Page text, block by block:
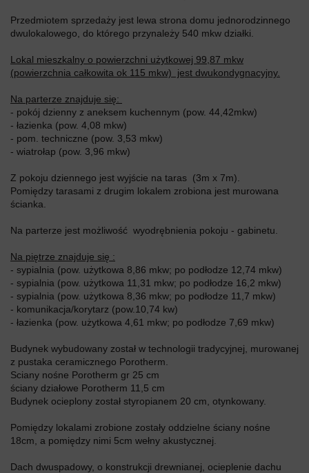
Przedmiotem sprzedaży jest lewa strona domu jednorodzinnego
dwulokalowego, do którego przynależy 540 mkw działki.
Lokal mieszkalny o powierzchni użytkowej 99,87 mkw
(powierzchnia całkowita ok 115 mkw) jest dwukondygnacyjny.
Na parterze znajduje się:
- pokój dzienny z aneksem kuchennym (pow. 44,42mkw)
- łazienka (pow. 4,08 mkw)
- pom. techniczne (pow. 3,53 mkw)
- wiatrołap (pow. 3,96 mkw)
Z pokoju dziennego jest wyjście na taras (3m x 7m).
Pomiędzy tarasami z drugim lokalem zrobiona jest murowana
ścianka.
Na parterze jest możliwość wyodrębnienia pokoju - gabinetu.
Na piętrze znajduje się :
- sypialnia (pow. użytkowa 8,86 mkw; po podłodze 12,74 mkw)
- sypialnia (pow. użytkowa 11,31 mkw; po podłodze 16,2 mkw)
- sypialnia (pow. użytkowa 8,36 mkw; po podłodze 11,7 mkw)
- komunikacja/korytarz (pow.10,74 kw)
- łazienka (pow. użytkowa 4,61 mkw; po podłodze 7,69 mkw)
Budynek wybudowany został w technologii tradycyjnej, murowanej
z pustaka ceramicznego Porotherm.
Sciany nośne Porotherm gr 25 cm
ściany działowe Porotherm 11,5 cm
Budynek ocieplony został styropianem 20 cm, otynkowany.
Pomiędzy lokalami zrobione zostały oddzielne ściany nośne
18cm, a pomiędzy nimi 5cm wełny akustycznej.
Dach dwuspadowy, o konstrukcji drewnianej, ocieplenie dachu